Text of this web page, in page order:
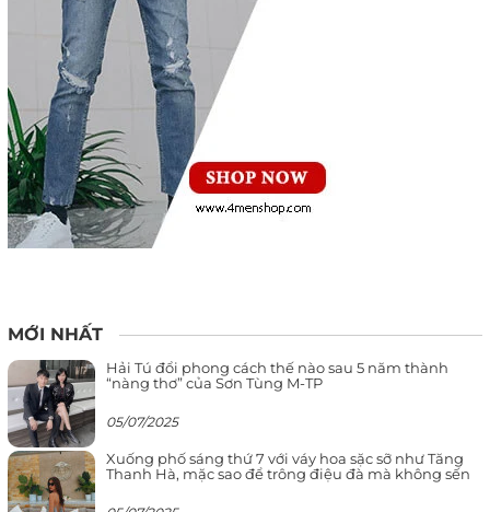
MỚI NHẤT
Hải Tú đổi phong cách thế nào sau 5 năm thành
“nàng thơ” của Sơn Tùng M-TP
05/07/2025
Xuống phố sáng thứ 7 với váy hoa sặc sỡ như Tăng
Thanh Hà, mặc sao để trông điệu đà mà không sến